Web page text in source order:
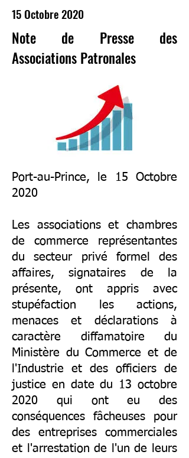
15 Octobre 2020
Port-au-Prince, le 15 Octobre
2020
Les associations et chambres
de commerce représentantes
du secteur privé formel des
affaires, signataires de la
présente, ont appris avec
stupéfaction les actions,
menaces et déclarations à
caractère diffamatoire du
Ministère du Commerce et de
l'Industrie et des officiers de
justice en date du 13 octobre
2020 qui ont eu des
conséquences fâcheuses pour
des entreprises commerciales
et l'arrestation de l'un de leurs
Note de Presse des
Associations Patronales